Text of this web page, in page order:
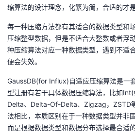
缩算法的设计理念，化繁为简，合适的才是
每一种压缩方法都有其适合的数据类型和
压缩整型数据，但是不适合大整数或者浮
种压缩算法对应一种数据类型，遇到不适
便会失效。
GaussDB(for Influx)自适应压缩算法是一
型注册有若干具体数据压缩算法，比如Int(
Delta、Delta-Of-Delta、Zigzag，ZSTD
法相比，本质区别在于一种数据类型并非
而是根据数据类型和数据分布选择最合适